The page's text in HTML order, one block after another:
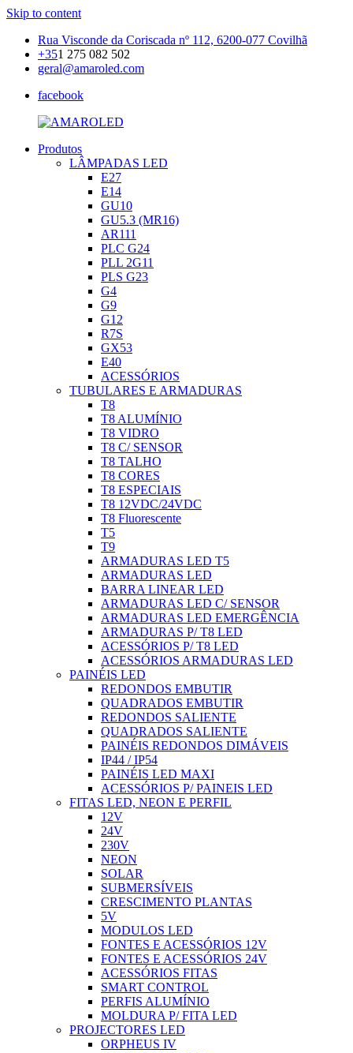
Skip to content
Rua Visconde da Coriscada nº 112, 6200-077 Covilhã
+351 275 082 502
geral@amaroled.com
facebook
AMAROLED
Iluminação
Produtos
LÂMPADAS LED
E27
E14
GU10
GU5.3 (MR16)
AR111
PLC G24
PLL 2G11
PLS G23
G4
G9
G12
R7S
GX53
E40
ACESSÓRIOS
TUBULARES E ARMADURAS
T8
T8 ALUMÍNIO
T8 VIDRO
T8 C/ SENSOR
T8 TALHO
T8 CORES
T8 ESPECIAIS
T8 12VDC/24VDC
T8 Fluorescente
T5
T9
ARMADURAS LED T5
ARMADURAS LED
BARRA LINEAR LED
ARMADURAS LED C/ SENSOR
ARMADURAS LED EMERGÊNCIA
ARMADURAS P/ T8 LED
ACESSÓRIOS P/ T8 LED
ACESSÓRIOS ARMADURAS LED
PAINÉIS LED
REDONDOS EMBUTIR
QUADRADOS EMBUTIR
REDONDOS SALIENTE
QUADRADOS SALIENTE
PAINÉIS REDONDOS DIMÁVEIS
IP44 / IP54
PAINÉIS LED MAXI
ACESSÓRIOS P/ PAINEIS LED
FITAS LED, NEON E PERFIL
12V
24V
230V
NEON
SOLAR
SUBMERSÍVEIS
CRESCIMENTO PLANTAS
5V
MODULOS LED
FONTES E ACESSÓRIOS 12V
FONTES E ACESSÓRIOS 24V
ACESSÓRIOS FITAS
SMART CONTROL
PERFIS ALUMÍNIO
MOLDURA P/ FITA LED
PROJECTORES LED
ORPHEUS IV